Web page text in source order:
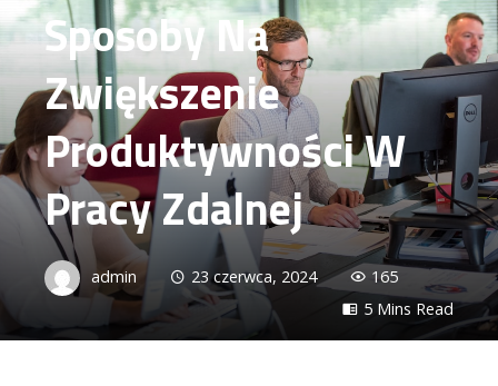
Sposoby Na
Zwiększenie
Produktywności W
Pracy Zdalnej
admin 23 czerwca, 2024
165
5 Mins Read